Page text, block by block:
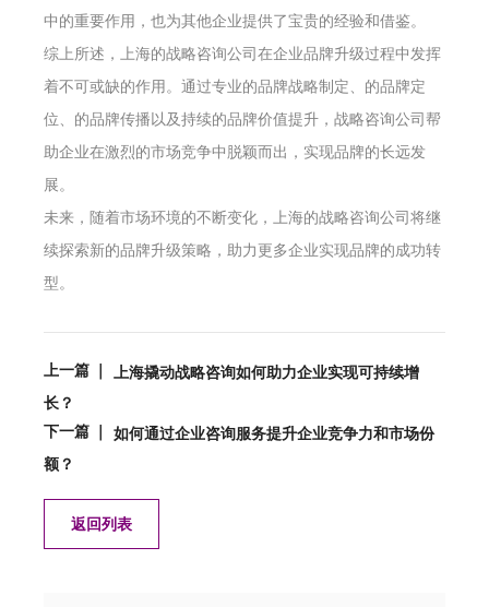
中的重要作用，也为其他企业提供了宝贵的经验和借鉴。
综上所述，上海的战略咨询公司在企业品牌升级过程中发挥
着不可或缺的作用。通过专业的品牌战略制定、的品牌定
位、的品牌传播以及持续的品牌价值提升，战略咨询公司帮
助企业在激烈的市场竞争中脱颖而出，实现品牌的长远发
展。
未来，随着市场环境的不断变化，上海的战略咨询公司将继
续探索新的品牌升级策略，助力更多企业实现品牌的成功转
型。
上一篇 ｜
上海撬动战略咨询如何助力企业实现可持续增
长？
下一篇 ｜
如何通过企业咨询服务提升企业竞争力和市场份
额？
返回列表